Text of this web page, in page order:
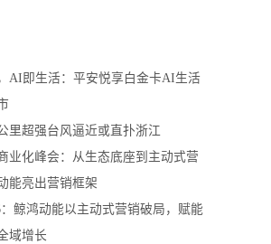
AI即生活：平安悦享白金卡AI生活
里超强台风逼近或直扑浙江
业化峰会：从生态底座到主动式营
能亮出营销框架
：鲸鸿动能以主动式营销破局，赋能
域增长